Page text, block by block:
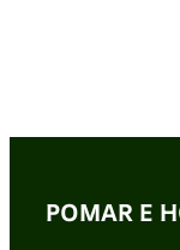
POMAR E